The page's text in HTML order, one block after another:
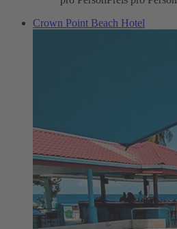
Crown Point Beach Hotel